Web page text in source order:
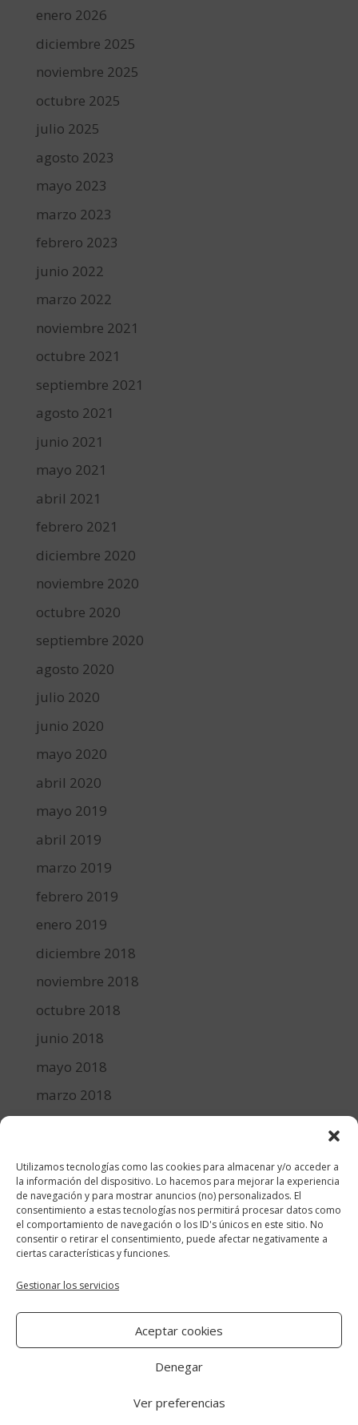
Utilizamos tecnologías como las cookies para almacenar y/o acceder a
la información del dispositivo. Lo hacemos para mejorar la experiencia
de navegación y para mostrar anuncios (no) personalizados. El
consentimiento a estas tecnologías nos permitirá procesar datos como
el comportamiento de navegación o los ID's únicos en este sitio. No
consentir o retirar el consentimiento, puede afectar negativamente a
ciertas características y funciones.
Gestionar los servicios
Aceptar cookies
Denegar
Ver preferencias
enero 2026
diciembre 2025
noviembre 2025
octubre 2025
julio 2025
agosto 2023
mayo 2023
marzo 2023
febrero 2023
junio 2022
marzo 2022
noviembre 2021
octubre 2021
septiembre 2021
agosto 2021
junio 2021
mayo 2021
abril 2021
febrero 2021
diciembre 2020
noviembre 2020
octubre 2020
septiembre 2020
agosto 2020
julio 2020
junio 2020
mayo 2020
abril 2020
mayo 2019
abril 2019
marzo 2019
febrero 2019
enero 2019
diciembre 2018
noviembre 2018
octubre 2018
junio 2018
mayo 2018
marzo 2018
diciembre 2017
Categorías
cocina y recetas
general
lifestyle
manualidades-diy